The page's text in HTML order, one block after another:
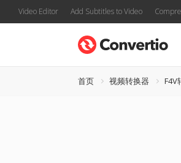
Video Editor Add Subtitles to Video
首页 视频转换器 F4V